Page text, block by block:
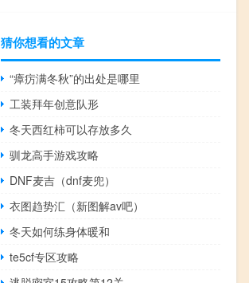
猜你想看的文章
“瘴疠满冬秋”的出处是哪里
工装拜年创意队形
冬天西红柿可以存放多久
驯龙高手游戏攻略
DNF麦吉（dnf麦兜）
衣图趋势汇（新图解av吧）
冬天如何练身体暖和
te5cf专区攻略